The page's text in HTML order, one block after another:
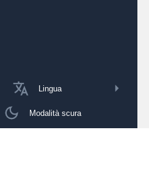
Lingua
Modalità scura